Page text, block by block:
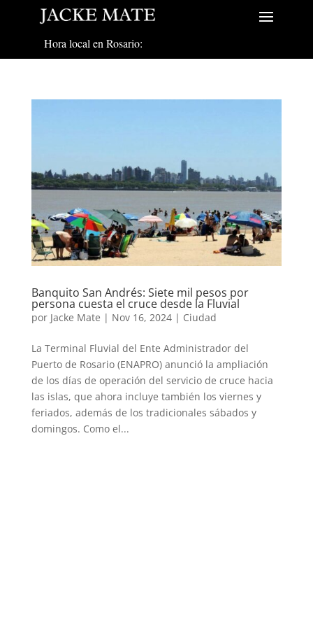
Hora local en Rosario:
Banquito San Andrés: Siete mil pesos por
persona cuesta el cruce desde la Fluvial
por Jacke Mate | Nov 16, 2024| Ciudad
La Terminal Fluvial del Ente Administrador del
Puerto de Rosario (ENAPRO) anunció la ampliación
de los días de operación del servicio de cruce hacia
las islas, que ahora incluye también los viernes y
feriados, además de los tradicionales sábados y
domingos. Como el...